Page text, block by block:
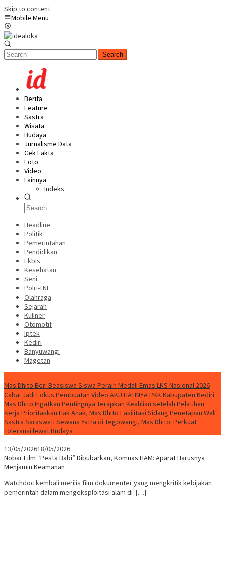
Skip to content
Mobile Menu
Search
Berita
Feature
Sastra
Wisata
Budaya
Jurnalisme Data
Cek Fakta
Foto
Video
Lainnya
Indeks
Headline
Politik
Pemerintahan
Pendidikan
Ekbis
Kesehatan
Seni
Polri-TNI
Olahraga
Sejarah
Kuliner
Otomotif
Iptek
Kediri
Banyuwangi
Magetan
Mas Dhito Beri Beasiswa Siswa Peraih Medali Emas LKS Nasional 2026
Cabai Jadi Fokus Pembuatan Video AKU HATINYA PKK Kabupaten Kediri
Mas Dhito Ingatkan Pentingnya Terapkan Keahlian setelah Pelatihan
Kerja Prioritaskan Hak Anak, Mas Dhito Fasilitasi Sidang Penetapan Wali
Sastra Saraswati Sewana Yatra di Tegowangi, Mas Dhito: Perkuat
Toleransi lewat Budaya
13/05/202618/05/2026
Nobar Film “Pesta Babi” Dibubarkan, Komnas HAM: Aparat Harusnya
Menjamin Keamanan
Watchdoc kembali merilis film dokumenter yang mengkritik kebijakan
pemerintah dalam mengeksploitasi alam di […]